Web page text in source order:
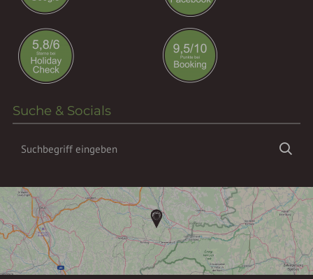
Suche & Socials
Suchbegriff